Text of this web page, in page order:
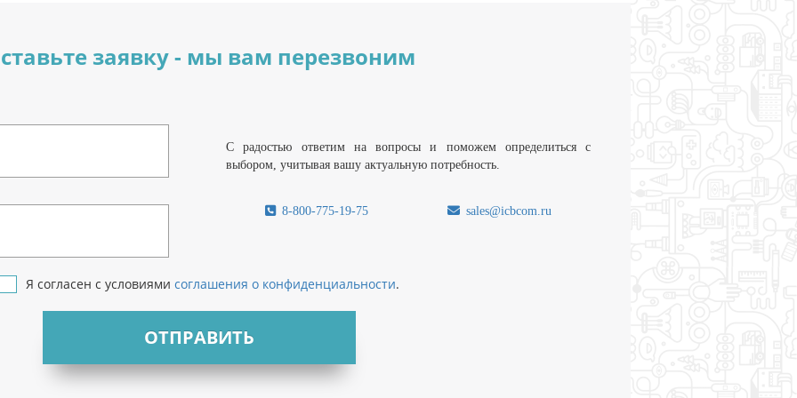
заявку - мы вам перезвоним
С радостью ответим на вопросы и поможем определиться с
выбором, учитывая вашу актуальную потребность.
8-800-775-19-75 sales@icbcom.ru
Я согласен с условиями соглашения о конфиденциальности.
ОТПРАВИТЬ